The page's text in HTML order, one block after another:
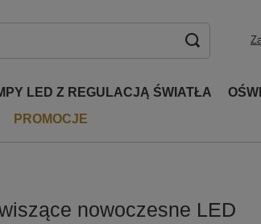
LED Z REGULACJĄ ŚWIATŁA
PROMOCJE
nowoczesne LED